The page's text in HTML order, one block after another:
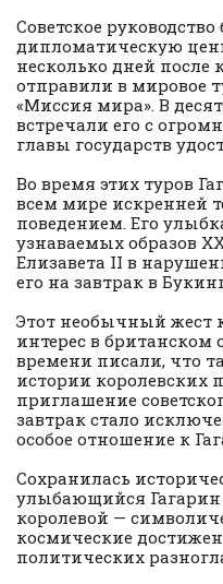
Советское
дипломатическую
несколько дней после
отправили в мировое
«Миссия мира». В
встречали его с
главы государств
Во время этих туров
всем мире искренней
поведением. Его
узнаваемых образов
Елизавета II в
его на завтрак в
Этот необычный жест
интерес в британском
времени писали, что
истории королевских
приглашение
завтрак стало
особое отношение к
Сохранилась
улыбающийся Гагарин
королевой —
космические
политических